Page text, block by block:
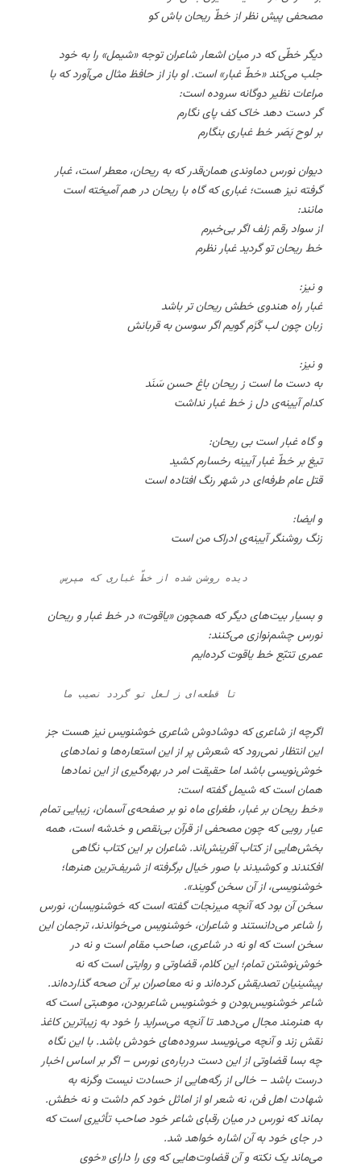
مصحفی پیش نظر از خطّ ریحان باش کو
دیگر خطّی که در میان اشعار شاعران توجه «شیمل» را به خود
جلب می‌کند «خطّ غبار» است. او باز از حافظ مثال می‌آورد که با
مراعات نظیر دوگانه سروده است:
گر دست دهد خاک کف پای نگارم
بر لوح بَصَر خط غباری بنگارم
دیوان نورس دماوندی همان‌قدر که به ریحان، معطر است، غبار
گرفته نیز هست؛ غباری که گاه با ریحان در هم آمیخته است
مانند:
از سواد رقم زلف اگر بی‌خبرم
خط ریحان تو گردید غبار نظرم
و نیز:
غبار راه هندوی خطش ریحان تر باشد
زبان چون لب گَزَم گویم اگر سوسن به قربانش
و نیز:
به دست ما است ز ریحان باغ حسن سَنَد
کدام آیینه‌ی دل ز خط غبار نداشت
و گاه غبار است بی ریحان:
تیغ بر خطّ غبار آیینه رخسارم کشید
قتل عام طرفه‌ای در شهر رنگ افتاده است
و ایضا:
زنگ روشنگر آیینه‌ی ادراک من است
    دیده روشن شده از خطّ غباری که مپرس
و بسیار بیت‌های دیگر که همچون «یاقوت» در خط غبار و ریحان
نورس چشم‌نوازی می‌کنند:
عمری تتبّع خط یاقوت کرده‌ایم
    تا قطعه‌ای ز لعل تو گردد نصیب ما
اگرچه از شاعری که دوشادوش شاعری خوشنویس نیز هست جز
این انتظار نمی‌رود که شعرش پر از این استعاره‌ها و نمادهای
خوش‌نویسی باشد اما حقیقت امر در بهره‌گیری از این نمادها
همان است که شیمل گفته است:
«خط ریحان بر غبار، طغرای ماه نو بر صفحه‌ی آسمان، زیبایی تمام
عیار رویی که چون مصحفی از قرآن بی‌نقص و خدشه است، همه
بخش‌هایی از کتاب آفرینش‌اند. شاعران بر این کتاب نگاهی
افکندند و کوشیدند با صور خیال برگرفته از شریف‌ترین هنرها؛
خوشنویسی، از آن سخن گویند».
سخن آن بود که آنچه میرنجات گفته است که خوشنویسان، نورس
را شاعر می‌دانستند و شاعران، خوشنویس می‌خواندند، ترجمان این
سخن است که او نه در شاعری، صاحب مقام است و نه در
خوش‌نوشتن تمام؛ این کلام، قضاوتی و روایتی است که نه
پیشینیان تصدیقش کرده‌اند و نه معاصران بر آن صحه گذارده‌اند.
شاعر خوشنویس‌بودن و خوشنویس شاعربودن، موهبتی است که
به هنرمند مجال می‌دهد تا آنچه می‌سراید را خود به زیباترین کاغذ
نقش زند و آنچه می‌نویسد سروده‌های خودش باشد. با این نگاه
چه بسا قضاوتی از این دست درباره‌ی نورس – اگر بر اساس اخبار
درست باشد – خالی از رگه‌هایی از حسادت نیست وگرنه به
شهادت اهل فن، نه شعر او از اماثل خود کم داشت و نه خطش.
بماند که نورس در میان رقبای شاعر خود صاحب تأثیری است که
در جای خود به آن اشاره خواهد شد.
می‌ماند یک نکته و آن قضاوت‌هایی که وی را دارای «خوی